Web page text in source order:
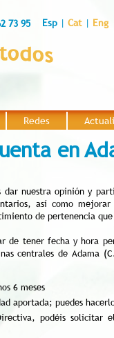
73 95 Esp | Cat | Eng
Redes
en
dar nuestra opinión y
así como
de pertenencia que
de tener fecha y hora
centrales de Adama
6 meses
aportada; puedes
podéis solicitar